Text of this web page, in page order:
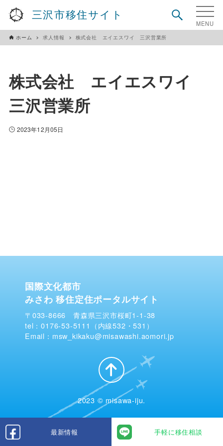
三沢市移住サイト
最新情報 手軽に移住相談
ホーム 求人情報 株式会社 エイエスワイ 三沢営業所
株式会社 エイエスワイ
三沢営業所
2023年12月05日
国際文化都市
みさわ 移住定住ポータルサイト
〒033-8666 青森県三沢市桜町1-1-38
tel：0176-53-5111（内線532・531）
Email：msw_kikaku@misawashi.aomori.jp
2023 © misawa-iju.